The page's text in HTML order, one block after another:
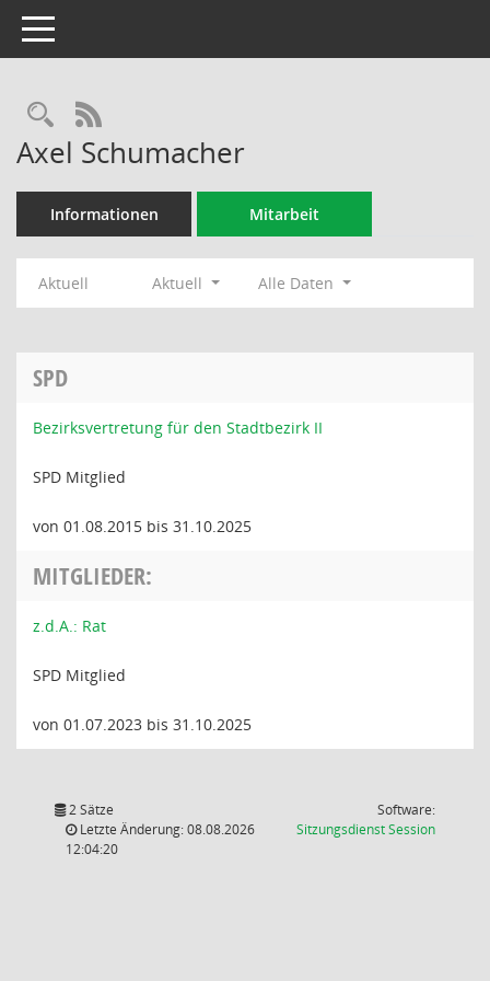
Toggle navigation
Rechercheauswahl
RSS-Feed
Axel Schumacher
Informationen Mitarbeit
Aktuell Aktuell Alle Daten
SPD
Bezirksvertretung für den Stadtbezirk II
SPD Mitglied
von 01.08.2015 bis 31.10.2025
MITGLIEDER:
z.d.A.: Rat
SPD Mitglied
von 01.07.2023 bis 31.10.2025
2 Sätze
Letzte Änderung: 08.08.2026
12:04:20
Software:
SitzungsdienstSession(Wird in